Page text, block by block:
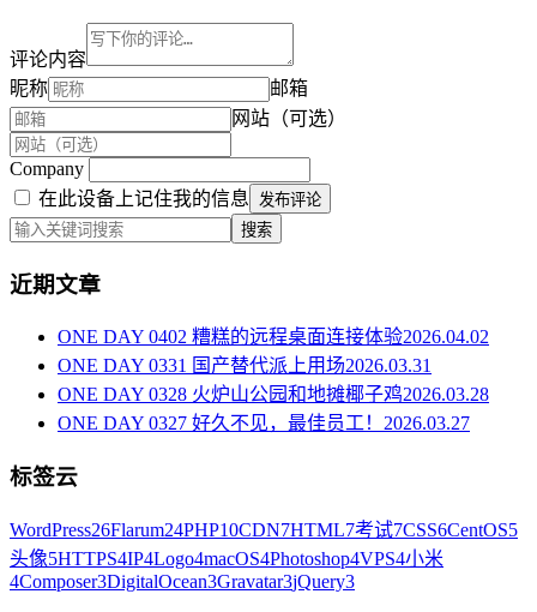
评论内容
昵称
邮箱
网站（可选）
Company
在此设备上记住我的信息
发布评论
搜索
近期文章
ONE DAY 0402 糟糕的远程桌面连接体验2026.04.02
ONE DAY 0331 国产替代派上用场2026.03.31
ONE DAY 0328 火炉山公园和地摊椰子鸡2026.03.28
ONE DAY 0327 好久不见，最佳员工！ 2026.03.27
标签云
WordPress26Flarum24PHP10CDN7HTML7考试7CSS6CentOS5
头像5HTTPS4IP4Logo4macOS4Photoshop4VPS4小米
4Composer3DigitalOcean3Gravatar3jQuery3